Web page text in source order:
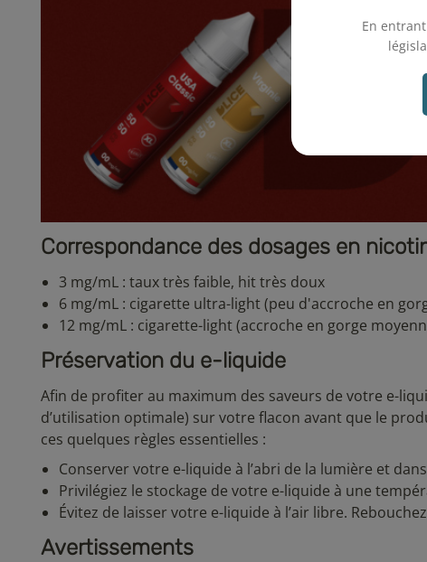
En
Correspondance des dosages en
3 mg/mL : taux très faible, hit très doux
6 mg/mL : cigarette ultra-light (peu d'accroche en
12 mg/mL : cigarette-light (accroche en gorge
Préservation du e-liquide
Afin de profiter au maximum des saveurs de votre e-
d’utilisation optimale) sur votre flacon avant que le
ces quelques règles essentielles :
Conserver votre e-liquide à l’abri de la lumière et
Privilégiez le stockage de votre e-liquide à une
Évitez de laisser votre e-liquide à l’air libre.
Avertissements